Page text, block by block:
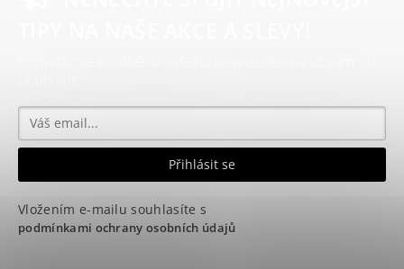
Vložením e-mailu souhlasíte s
podmínkami ochrany osobních údajů